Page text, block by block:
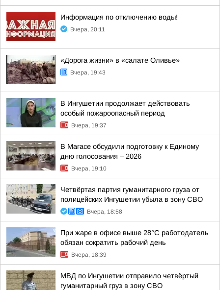
Информация по отключению воды!
Вчера, 20:11
«Дорога жизни» в «салате Оливье»
Вчера, 19:43
В Ингушетии продолжает действовать
особый пожароопасный период
Вчера, 19:37
В Магасе обсудили подготовку к Единому
дню голосования – 2026
Вчера, 19:10
Четвёртая партия гуманитарного груза от
полицейских Ингушетии убыла в зону СВО
Вчера, 18:58
При жаре в офисе выше 28°C работодатель
обязан сократить рабочий день
Вчера, 18:39
МВД по Ингушетии отправило четвёртый
гуманитарный груз в зону СВО